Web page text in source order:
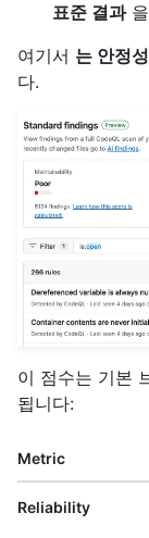
표준 결과을
여기서 는 안정성
다.
이 점수는 기본
됩니다:
Metric
Reliability